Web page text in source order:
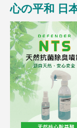
心の平和 日